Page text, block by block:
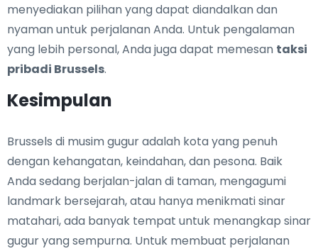
menyediakan pilihan yang dapat diandalkan dan
nyaman untuk perjalanan Anda. Untuk pengalaman
yang lebih personal, Anda juga dapat memesan taksi
pribadi Brussels.
Kesimpulan
Brussels di musim gugur adalah kota yang penuh
dengan kehangatan, keindahan, dan pesona. Baik
Anda sedang berjalan-jalan di taman, mengagumi
landmark bersejarah, atau hanya menikmati sinar
matahari, ada banyak tempat untuk menangkap sinar
gugur yang sempurna. Untuk membuat perjalanan